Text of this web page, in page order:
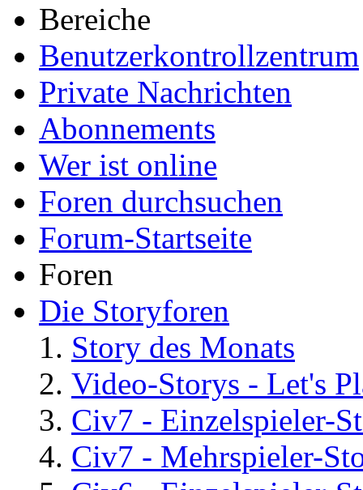
Bereiche
Benutzerkontrollzentrum
Private Nachrichten
Abonnements
Wer ist online
Foren durchsuchen
Forum-Startseite
Foren
Die Storyforen
Story des Monats
Video-Storys - Let's
Civ7 - Einzelspieler-
Civ7 - Mehrspieler-